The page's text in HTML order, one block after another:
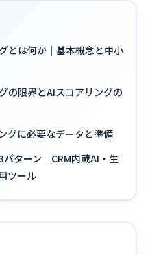
とは何か｜基本概念と中小
の限界とAIスコアリングの
グに必要なデータと準備
ターン｜CRM内蔵AI・生
ツール